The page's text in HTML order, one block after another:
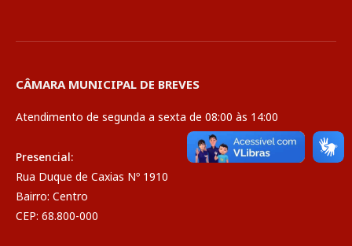
CÂMARA MUNICIPAL DE BREVES
Atendimento de segunda a sexta de 08:00 às 14:00
Presencial:
Rua Duque de Caxias Nº 1910
Bairro: Centro
CEP: 68.800-000